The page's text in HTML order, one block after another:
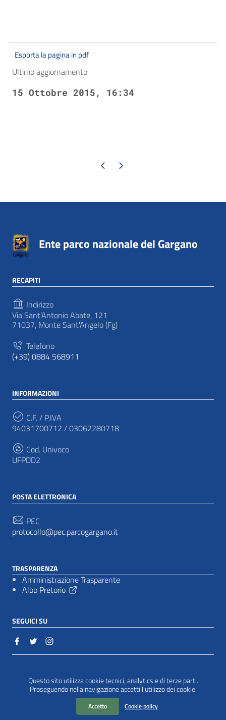
Questo sito utilizza cookie tecnici, analytics e di terze parti.
Proseguendo nella navigazione accetti l’utilizzo dei cookie.
Accetto Cookie policy
Esporta la pagina in pdf
Ultimo aggiornamento
15 Ottobre 2015, 16:34
Pagina precedente
Pagina successiva
Ente parco nazionale del Gargano
RECAPITI
Indirizzo
Via Sant’Antonio Abate, 121
71037, Monte Sant'Angelo (Fg)
Telefono
(+39) 0884 568911
INFORMAZIONI
C.F. / P.IVA
94031700712 / 03062280718
Cod. Univoco
UFPDD2
POSTA ELETTRONICA
PEC
protocollo@pec.parcogargano.it
TRASPARENZA
Amministrazione Trasparente
Albo Pretorio
SEGUICI SU